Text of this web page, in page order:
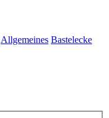
Allgemeines Bastelecke